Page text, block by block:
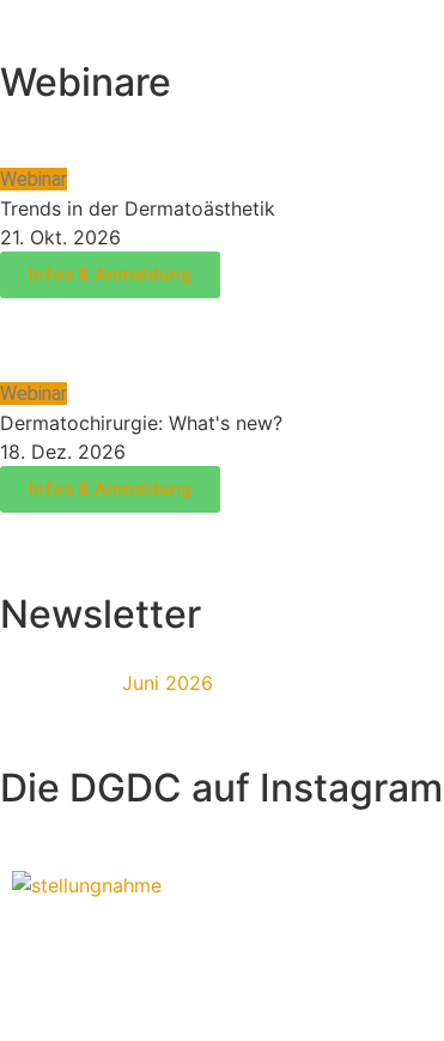
Webinare
Webinar
Trends in der Dermatoästhetik
21. Okt. 2026
Infos & Anmeldung
Webinar
Dermatochirurgie: What's new?
18. Dez. 2026
Infos & Anmeldung
Newsletter
Juni 2026
Die DGDC auf Instagram